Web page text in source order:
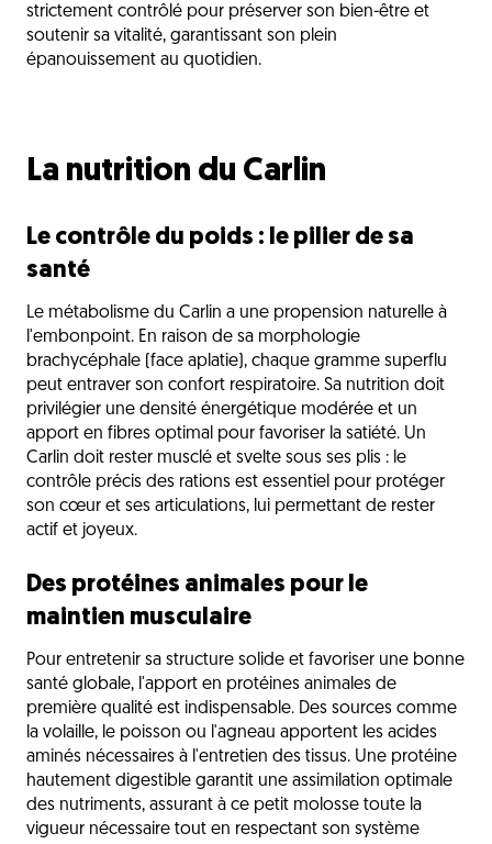
strictement contrôlé pour préserver son bien-être et
soutenir sa vitalité, garantissant son plein
épanouissement au quotidien.
La nutrition du Carlin
Le contrôle du poids : le pilier de sa
santé
Le métabolisme du Carlin a une propension naturelle à
l'embonpoint. En raison de sa morphologie
brachycéphale (face aplatie), chaque gramme superflu
peut entraver son confort respiratoire. Sa nutrition doit
privilégier une densité énergétique modérée et un
apport en fibres optimal pour favoriser la satiété. Un
Carlin doit rester musclé et svelte sous ses plis : le
contrôle précis des rations est essentiel pour protéger
son cœur et ses articulations, lui permettant de rester
actif et joyeux.
Des protéines animales pour le
maintien musculaire
Pour entretenir sa structure solide et favoriser une bonne
santé globale, l'apport en protéines animales de
première qualité est indispensable. Des sources comme
la volaille, le poisson ou l'agneau apportent les acides
aminés nécessaires à l'entretien des tissus. Une protéine
hautement digestible garantit une assimilation optimale
des nutriments, assurant à ce petit molosse toute la
vigueur nécessaire tout en respectant son système